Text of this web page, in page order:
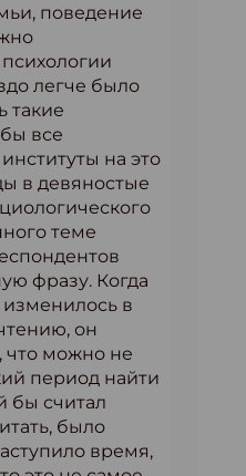
поведение
легче было
такие
все
на это
в девяностые
теме
фразу. Когда
изменилось в
он
что можно не
период найти
бы считал
было
время,